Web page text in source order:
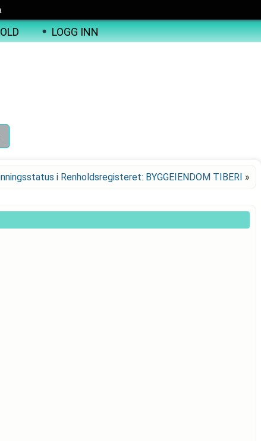
LOGG INN
i Renholdsregisteret: BYGGEIENDOM TIBERI »